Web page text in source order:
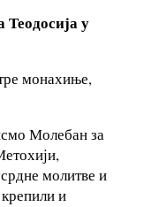
Теодосија у
монахиње,
Молебан за
молитве и
и